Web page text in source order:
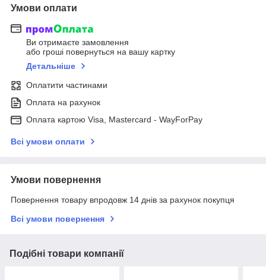
Умови оплати
Ви отримаєте замовлення
або гроші повернуться на вашу картку
Детальніше
Оплатити частинами
Оплата на рахунок
Оплата картою Visa, Mastercard - WayForPay
Всі умови оплати
Умови повернення
Повернення товару впродовж 14 днів за рахунок покупця
Всі умови повернення
Подібні товари компанії